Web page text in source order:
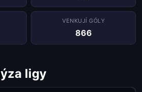
VENKUJÍ GÓLY
866
ligy